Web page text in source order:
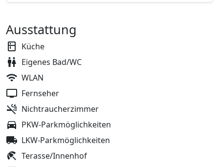
Ausstattung
Küche
Eigenes Bad/WC
WLAN
Fernseher
Nichtraucherzimmer
PKW-Parkmöglichkeiten
LKW-Parkmöglichkeiten
Terasse/Innenhof